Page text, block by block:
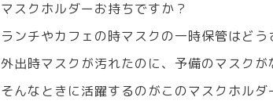
マスクホルダーお持ちですか？
ランチやカフェの時マスクの一時保管はどう
外出時マスクが汚れたのに、予備のマスク
そんなときに活躍するのがこのマスクホルダ